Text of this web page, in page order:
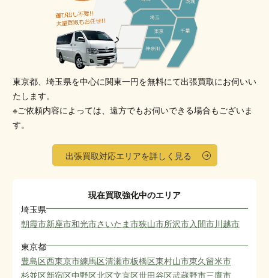
東京都、埼玉県を中心に関東一円を無料にて出張買取にお伺いい
たします。
※ご依頼内容によっては、遠方でもお伺いできる場合もございま
す。
出張買取対応エリアを詳しく見る
現在買取強化中のエリア
埼玉県
朝霞市新座市和光市さいたま市狭山市所沢市入間市川越市
東京都
豊島区西東京市練馬区清瀬市板橋区東村山市東久留米市
杉並区新宿区中野区北区文京区世田谷区武蔵野市三鷹市